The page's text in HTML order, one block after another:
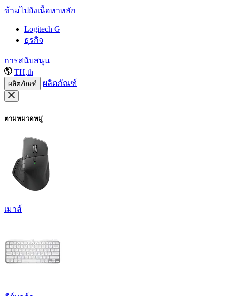
ข้ามไปยังเนื้อหาหลัก
Logitech G
ธุรกิจ
การสนับสนุน
TH,th
ผลิตภัณฑ์ ผลิตภัณฑ์
ตามหมวดหมู่
เมาส์